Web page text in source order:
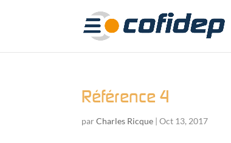
Référence 4
parCharles Ricque |Oct 13, 2017